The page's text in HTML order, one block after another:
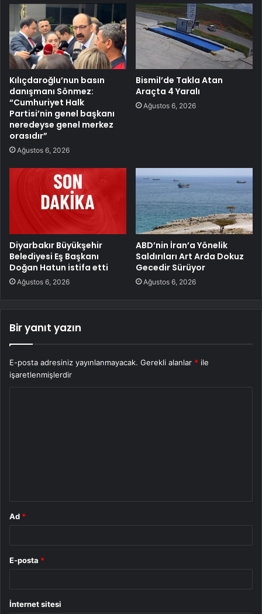
Kılıçdaroğlu’nun basın
danışmanı Sönmez:
“Cumhuriyet Halk
Partisi’nin genel başkanı
neredeyse genel merkez
orasıdır”
Ağustos 6, 2026
Bismil’de Takla Atan
Araçta 4 Yaralı
Ağustos 6, 2026
Diyarbakır Büyükşehir
Belediyesi Eş Başkanı
Doğan Hatun istifa etti
Ağustos 6, 2026
ABD’nin İran’a Yönelik
Saldırıları Art Arda Dokuz
Gecedir Sürüyor
Ağustos 6, 2026
Bir yanıt yazın
E-posta adresiniz yayınlanmayacak. Gerekli alanlar * ile
işaretlenmişlerdir
Ad *
E-posta *
İnternet sitesi